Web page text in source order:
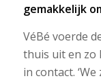
gemakkelijk
VéBé voerde
thuis uit en zo
in contact.